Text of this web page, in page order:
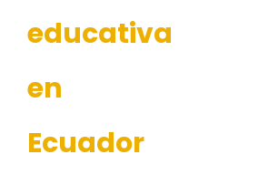
educativa
en
Ecuador